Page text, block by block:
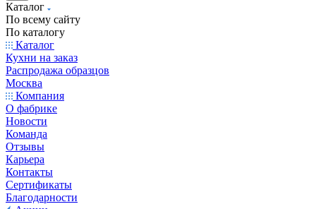
Каталог
По всему сайту
По каталогу
Каталог
Кухни на заказ
Распродажа образцов
Москва
Компания
О фабрике
Новости
Команда
Отзывы
Карьера
Контакты
Сертификаты
Благодарности